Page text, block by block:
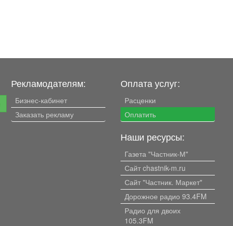
Рекламодателям:
Бизнес-кабинет
Заказать рекламу
Оплата услуг:
Расценки
Оплатить
Наши ресурсы:
Газета "Частник-М"
Сайт chastnik-m.ru
Сайт "Частник. Маркет"
Дорожное радио 93.4FM
Радио для двоих
105.3FM